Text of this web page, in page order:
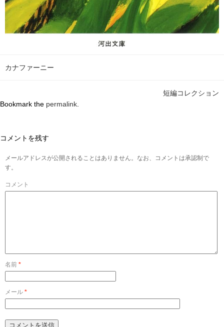
カナファーニー
短編コレクション
Bookmark the permalink.
コメントを残す
メールアドレスが公開されることはありません。なお、コメントは承認制で
す。
コメント
名前 *
メール *